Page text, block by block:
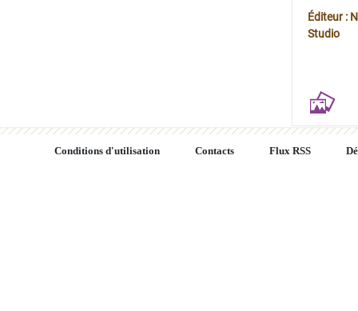
Éditeur :
Studio
Conditions d'utilisation Contacts Flux RSS